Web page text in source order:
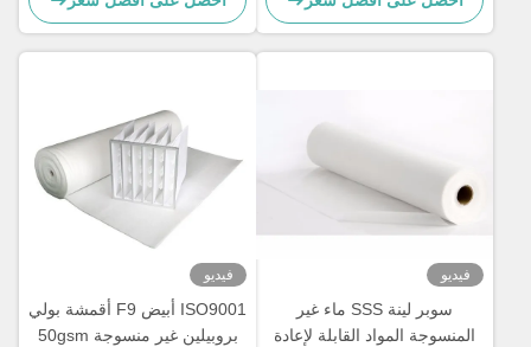
فيديو
سوبر لينة SSS ماء غير
المنسوجة المواد القابلة لإعادة
فيديو
ISO9001 أبيض F9 أقمشة بولي
بروبيلين غير منسوجة 50gsm